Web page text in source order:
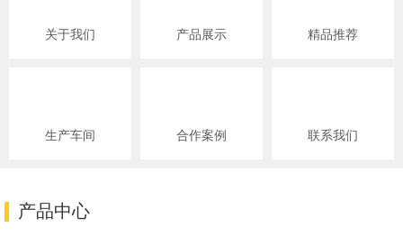
关于我们 产品展示 精品推荐
生产车间 合作案例 联系我们
产品中心